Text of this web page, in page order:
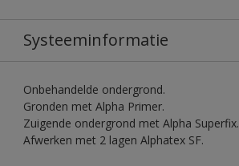
Systeeminformatie
Onbehandelde ondergrond.
Gronden met Alpha Primer.
Zuigende ondergrond met Alpha Superfix.
Afwerken met 2 lagen Alphatex SF.